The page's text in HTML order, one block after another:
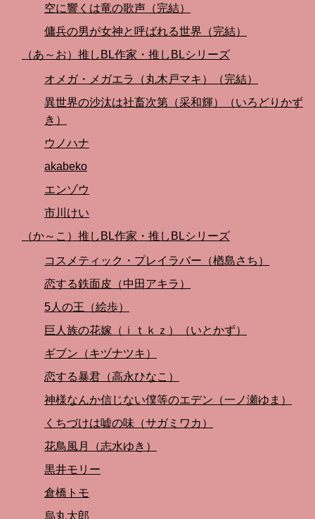
空に響くは竜の歌声（完結）
傭兵の男が女神と呼ばれる世界（完結）
（あ～お）推しBL作家・推しBLシリーズ
オメガ・メガエラ（丸木戸マキ）（完結）
異世界の沙汰は社畜次第（采和輝）（いろどりかず
き）
ウノハナ
akabeko
エンゾウ
市川けい
（か～こ）推しBL作家・推しBLシリーズ
コスメティック・プレイラバー（楢島さち）
恋する鉄面皮（中田アキラ）
5人の王（絵歩）
巨人族の花嫁（ｉｔｋｚ）（いとかず）
ギブン（キヅナツキ）
恋する暴君（高永ひなこ）
神様なんか信じない僕等のエデン（一ノ瀬ゆま）
くちづけは嘘の味（サガミワカ）
花鳥風月（志水ゆき）
黒井モリー
倉橋トモ
烏丸太郎